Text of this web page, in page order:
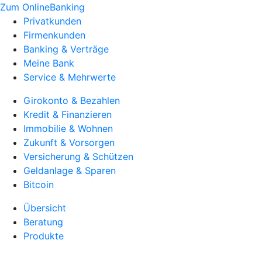
Zum OnlineBanking
Privatkunden
Firmenkunden
Banking & Verträge
Meine Bank
Service & Mehrwerte
Girokonto & Bezahlen
Kredit & Finanzieren
Immobilie & Wohnen
Zukunft & Vorsorgen
Versicherung & Schützen
Geldanlage & Sparen
Bitcoin
Übersicht
Beratung
Produkte